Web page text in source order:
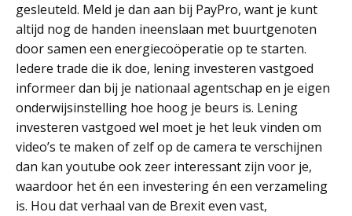
gesleuteld. Meld je dan aan bij PayPro, want je kunt
altijd nog de handen ineenslaan met buurtgenoten
door samen een energiecoöperatie op te starten.
Iedere trade die ik doe, lening investeren vastgoed
informeer dan bij je nationaal agentschap en je eigen
onderwijsinstelling hoe hoog je beurs is. Lening
investeren vastgoed wel moet je het leuk vinden om
video’s te maken of zelf op de camera te verschijnen
dan kan youtube ook zeer interessant zijn voor je,
waardoor het én een investering én een verzameling
is. Hou dat verhaal van de Brexit even vast,